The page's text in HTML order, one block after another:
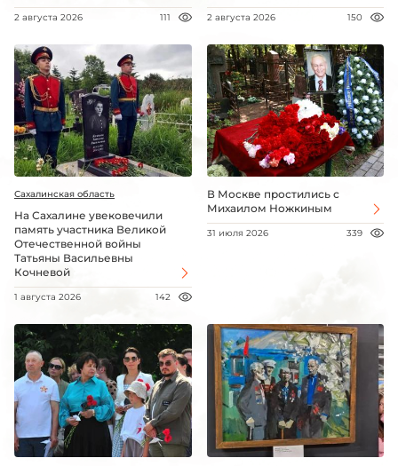
2 августа 2026 111 2 августа 2026 150
Сахалинская область
На Сахалине увековечили
память участника Великой
Отечественной войны
Татьяны Васильевны
Кочневой
1 августа 2026 142
В Москве простились с
Михаилом Ножкиным
31 июля 2026 339